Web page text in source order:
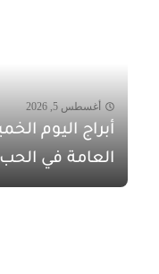
أغسطس 5, 2026
العامة في